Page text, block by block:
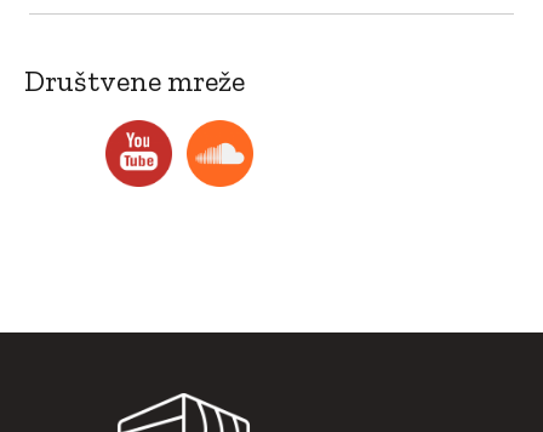
Društvene mreže